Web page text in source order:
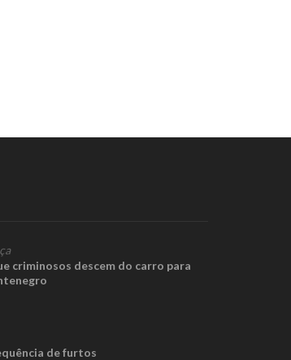
criminosos descem do carro para
de furtos